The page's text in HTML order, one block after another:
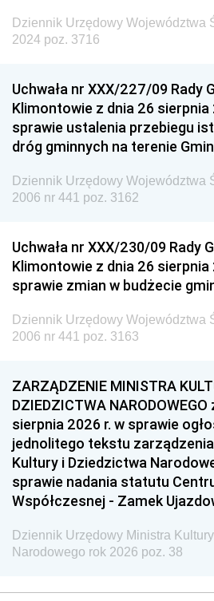
Dziennik Urzędowy Województwa
2024 poz. 3716
Uchwała nr XXX/227/09 Rady
Klimontowie z dnia 26 sierpnia
sprawie ustalenia przebiegu
dróg gminnych na terenie
Dziennik Urzędowy Województwa
2006 nr 441 poz. 3162
Uchwała nr XXX/230/09 Rady
Klimontowie z dnia 26 sierpnia
sprawie zmian w budżecie
Dziennik Urzędowy Województwa
2006 nr 441 poz. 3163
ZARZĄDZENIE MINISTRA
DZIEDZICTWA NARODOWEGO
sierpnia 2026 r. w sprawie
jednolitego tekstu
Kultury i Dziedzictwa
sprawie nadania statutu
Współczesnej - Zamek
Dziennik Urzędowy Ministra
Narodowego rok 2026 poz. 38